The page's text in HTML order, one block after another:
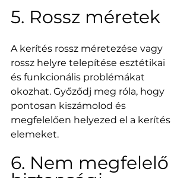
5. Rossz méretek
A kerítés rossz méretezése vagy
rossz helyre telepítése esztétikai
és funkcionális problémákat
okozhat. Győződj meg róla, hogy
pontosan kiszámolod és
megfelelően helyezed el a kerítés
elemeket.
6. Nem megfelelő